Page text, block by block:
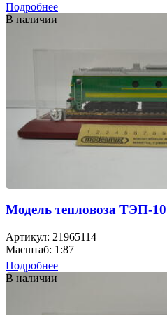
Подробнее
В наличии
Модель тепловоза ТЭП-10
Артикул: 21965114
Масштаб: 1:87
Подробнее
В наличии